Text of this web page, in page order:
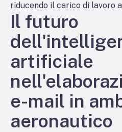
riducendo il carico di lavoro
Il futuro
artificiale
e-mail in
aeronautico